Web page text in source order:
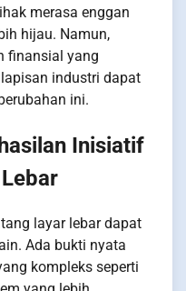
merasa enggan
hijau. Namun,
finansial yang
industri dapat
ini.
Inisiatif
layar lebar dapat
Ada bukti nyata
kompleks seperti